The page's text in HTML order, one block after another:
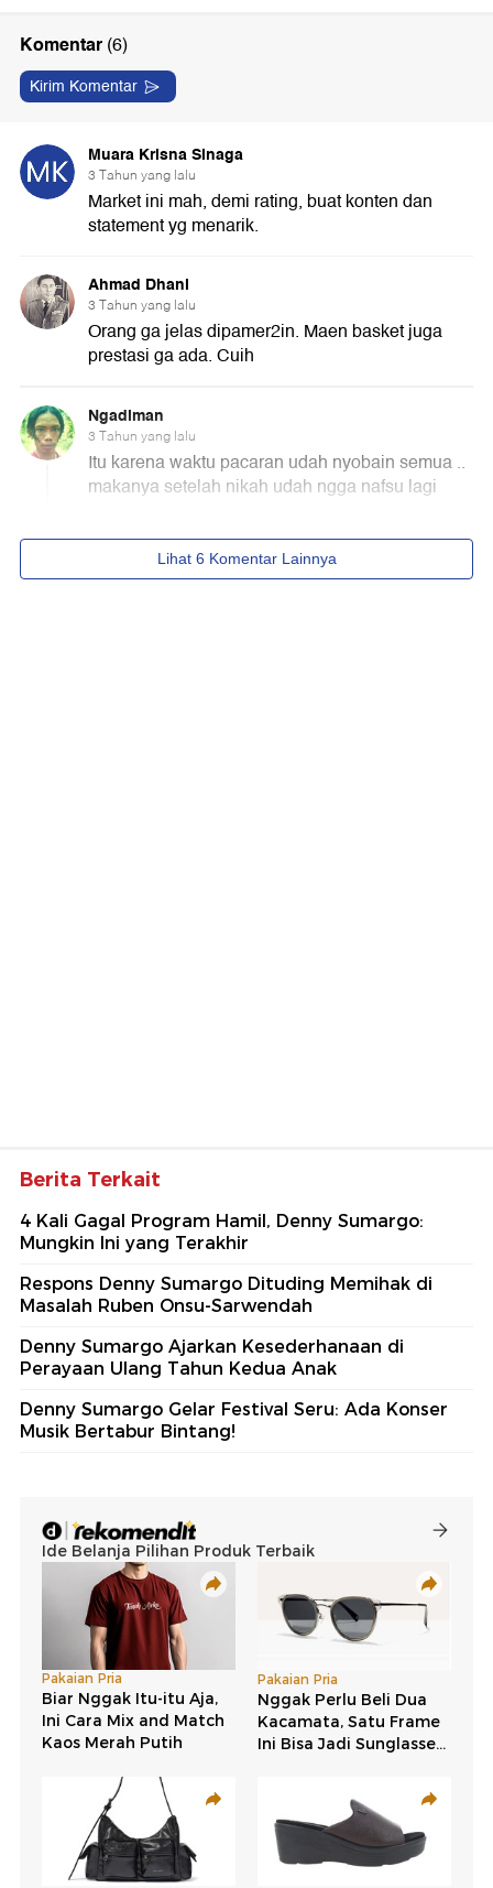
Berita Terkait
4 Kali Gagal Program Hamil, Denny Sumargo:
Mungkin Ini yang Terakhir
Respons Denny Sumargo Dituding Memihak di
Masalah Ruben Onsu-Sarwendah
Denny Sumargo Ajarkan Kesederhanaan di
Perayaan Ulang Tahun Kedua Anak
Denny Sumargo Gelar Festival Seru: Ada Konser
Musik Bertabur Bintang!